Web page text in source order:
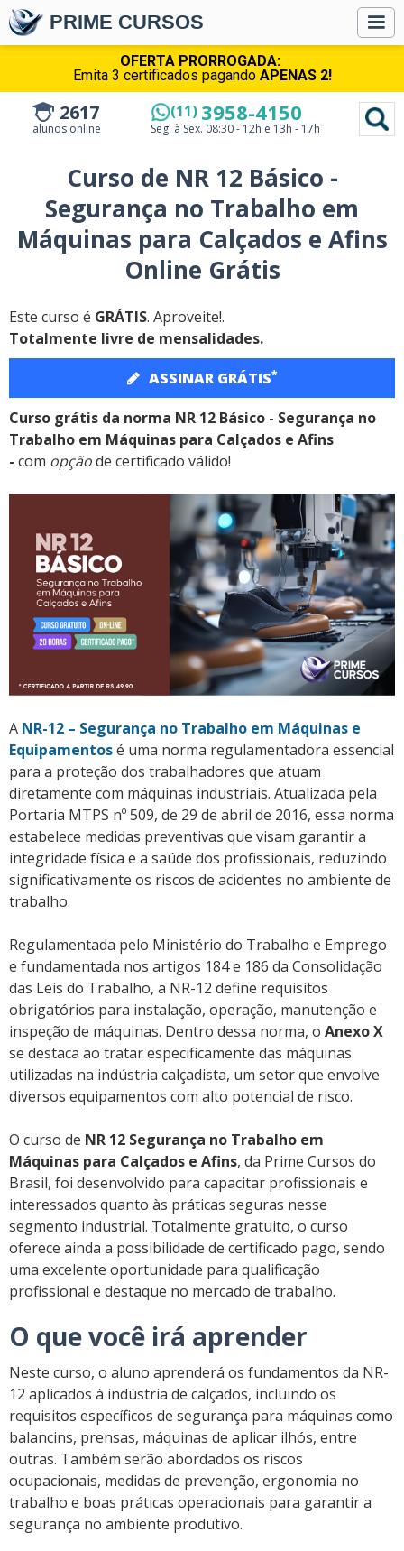
OFERTA PRORROGADA:
Emita 3 certificados pagando APENAS 2!
PRIME CURSOS
2617
alunos online
(11) 3958-4150
Seg. à Sex. 08:30 - 12h e 13h - 17h
Curso de NR 12 Básico -
Segurança no Trabalho em
Máquinas para Calçados e Afins
Online Grátis
Este curso é GRÁTIS. Aproveite!.
Totalmente livre de mensalidades.
ASSINAR GRÁTIS*
Curso grátis da norma NR 12 Básico - Segurança no
Trabalho em Máquinas para Calçados e Afins
- com opçãode certificado válido!
A NR-12 – Segurança no Trabalho em Máquinas e
Equipamentosé uma norma regulamentadora essencial
para a proteção dos trabalhadores que atuam
diretamente com máquinas industriais. Atualizada pela
Portaria MTPS nº 509, de 29 de abril de 2016, essa norma
estabelece medidas preventivas que visam garantir a
integridade física e a saúde dos profissionais, reduzindo
significativamente os riscos de acidentes no ambiente de
trabalho.
Regulamentada pelo Ministério do Trabalho e Emprego
e fundamentada nos artigos 184 e 186 da Consolidação
das Leis do Trabalho, a NR-12 define requisitos
obrigatórios para instalação, operação, manutenção e
inspeção de máquinas. Dentro dessa norma, o Anexo X
se destaca ao tratar especificamente das máquinas
utilizadas na indústria calçadista, um setor que envolve
diversos equipamentos com alto potencial de risco.
O curso de NR 12 Segurança no Trabalho em
Máquinas para Calçados e Afins, da Prime Cursos do
Brasil, foi desenvolvido para capacitar profissionais e
interessados quanto às práticas seguras nesse
segmento industrial. Totalmente gratuito, o curso
oferece ainda a possibilidade de certificado pago, sendo
uma excelente oportunidade para qualificação
profissional e destaque no mercado de trabalho.
O que você irá aprender
Neste curso, o aluno aprenderá os fundamentos da NR-
12 aplicados à indústria de calçados, incluindo os
requisitos específicos de segurança para máquinas como
balancins, prensas, máquinas de aplicar ilhós, entre
outras. Também serão abordados os riscos
ocupacionais, medidas de prevenção, ergonomia no
trabalho e boas práticas operacionais para garantir a
segurança no ambiente produtivo.